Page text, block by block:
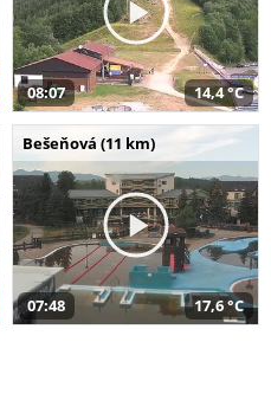
08:07 14,4 °C
Bešeňová (11 km)
07:48 17,6 °C